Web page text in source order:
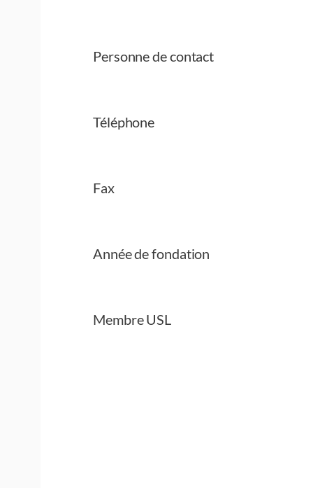
Personne de contact
Téléphone
Fax
Année de fondation
Membre USL